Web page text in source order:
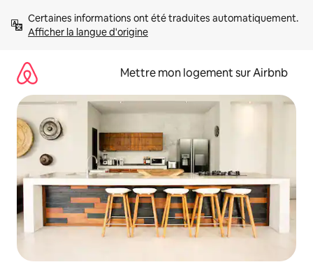
directement
Afficher la langue d'origine
Mettre mon logement sur Airbnb